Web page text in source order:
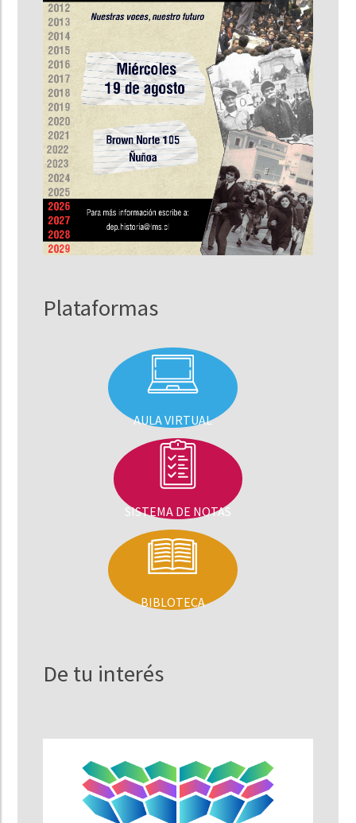
Plataformas
AULA VIRTUAL
SISTEMA DE NOTAS
BIBLOTECA
De tu interés